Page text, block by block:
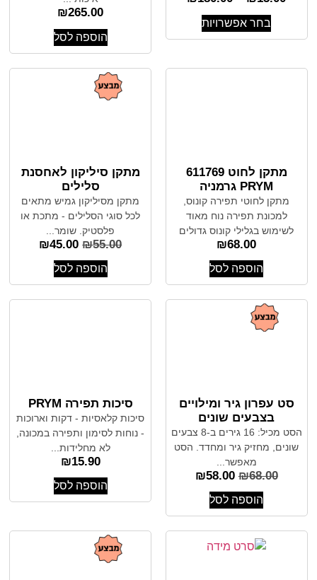
בחר אפשרויות
₪265.00
הוספה לסל
מתקן לחוט 611769
PRYM גרמניה
מתקן לחוטי תפירה קונוס,
למכונת תפירה נוח מאוד
לשימוש בגלילי קונוס גדולים
₪68.00
הוספה לסל
מתקן סיליקון לאחסנת
סלילים
מתקן מסיליקון גמיש מתאים
לכל סוגי הסלילים - מתכת או
פלסטיק. שומר...
₪55.00
₪45.00
הוספה לסל
סט עפרון גיר ומילויים
בצבעים שונים
הסט מכיל: 16 גירים ב-8 צבעים
שונים, מחזיק גיר ומחדד. הסט
מאפשר...
₪68.00
₪58.00
הוספה לסל
סיכות תפירה PRYM
סיכות קלאסיות - דקות וארוכות
- נוחות לסימון ותפירה במכונה,
לא מחלידות...
₪15.90
הוספה לסל